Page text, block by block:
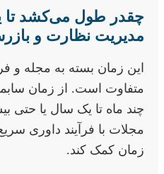
چقدر طول می‌کشد تا
مدیریت نظارت و
این زمان بسته به مجله و
متفاوت است. از زمان
چند ماه تا یک سال یا حتی
مجلات با فرآیند داوری
زمان کمک کند.